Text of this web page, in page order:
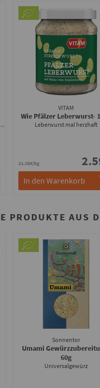
zu jeder Jahreszeit
VITAM
Wie Pfälzer Leberwurst-
Leberwurst mal herzhaft
21.58€/kg
In den Warenkorb
PRODUKTE AUS
Sonnentor
Umami
60g
Universalgewürz